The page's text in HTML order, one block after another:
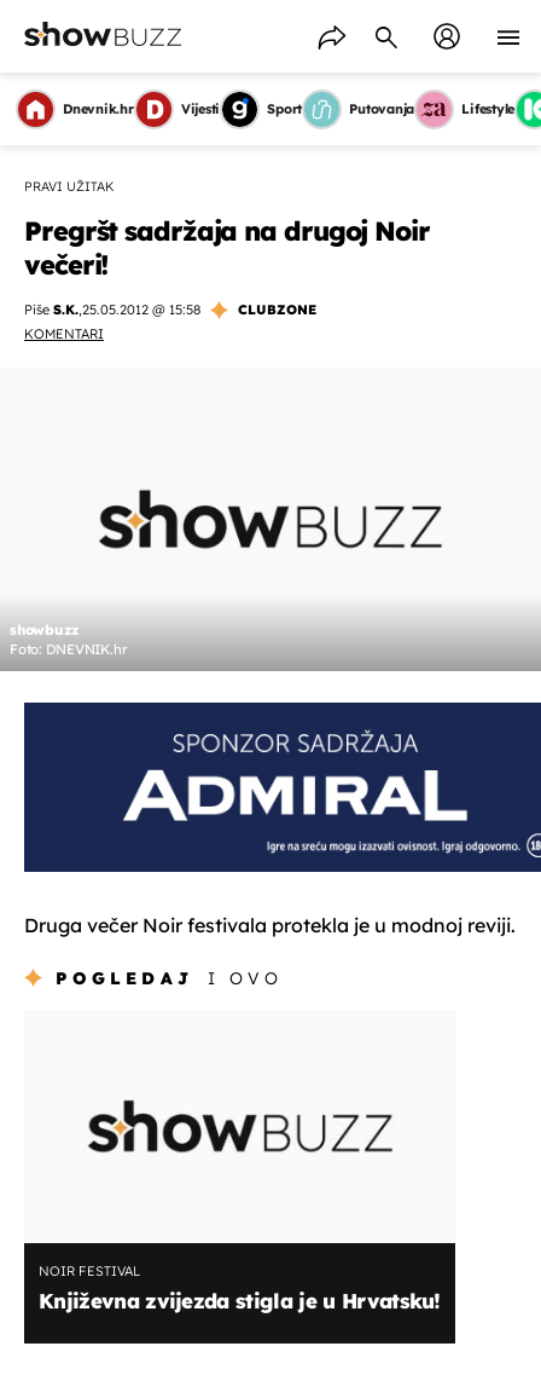
Dnevnik.hr Vijesti Sport Putovanja Lifestyle
PRAVI UŽITAK
Pregršt sadržaja na drugoj Noir
večeri!
Piše S.K.,25.05.2012 @ 15:58
CLUBZONE
KOMENTARI
showbuzz
Foto: DNEVNIK.hr
Druga večer Noir festivala protekla je u modnoj reviji.
POGLEDAJ I OVO
NOIR FESTIVAL
Književna zvijezda stigla je u Hrvatsku!